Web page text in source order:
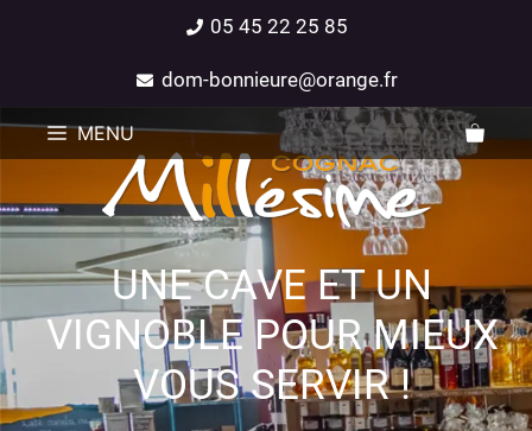
05 45 22 25 85
dom-bonnieure@orange.fr
MENU
UNE CAVE ET UN
VIGNOBLE POUR MIEUX
VOUS SERVIR !